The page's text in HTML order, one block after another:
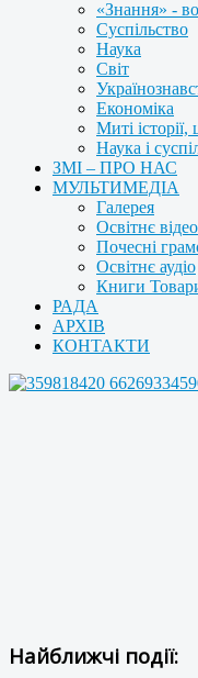
«Знання» -
Суспільство
Наука
Світ
Економіка
Миті історії,
Наука і
ЗМІ – ПРО НАС
МУЛЬТИМЕДІА
Галерея
Освітнє відео
Почесні
Освітнє аудіо
Книги
РАДА
АРХІВ
КОНТАКТИ
Найближчі події: